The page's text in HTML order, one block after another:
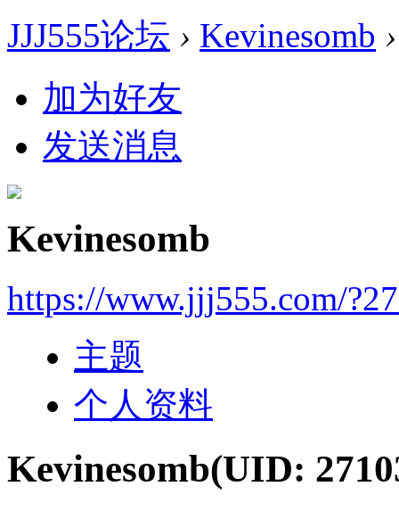
JJJ555论坛 › Kevinesomb ›
加为好友
发送消息
Kevinesomb
https://www.jjj555.com/
主题
个人资料
Kevinesomb(UID: